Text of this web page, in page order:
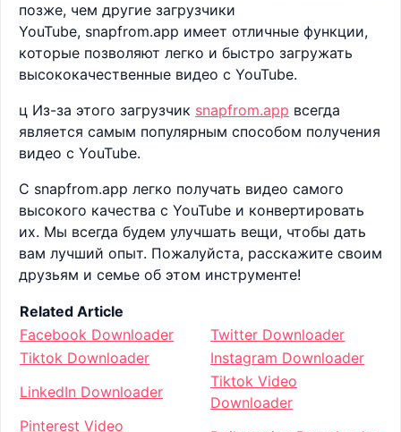
позже, чем другие загрузчики
YouTube, snapfrom.app имеет отличные функции,
которые позволяют легко и быстро загружать
высококачественные видео с YouTube.
ц Из-за этого загрузчик snapfrom.app всегда
является самым популярным способом получения
видео с YouTube.
С snapfrom.app легко получать видео самого
высокого качества с YouTube и конвертировать
их. Мы всегда будем улучшать вещи, чтобы дать
вам лучший опыт. Пожалуйста, расскажите своим
друзьям и семье об этом инструменте!
Related Article
Facebook Downloader
Twitter Downloader
Tiktok Downloader
Instagram Downloader
LinkedIn Downloader
Tiktok Video
Downloader
Pinterest Video